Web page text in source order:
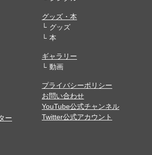
ー
グッズ・本
グッズ
本
ギャラリー
動画
プライバシーポリシー
お問い合わせ
YouTube公式チャンネル
Twitter公式アカウント